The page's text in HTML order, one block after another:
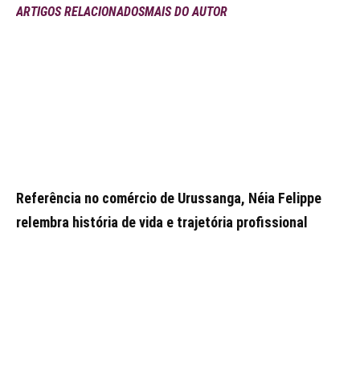
ARTIGOS RELACIONADOSMAIS DO AUTOR
Referência no comércio de Urussanga, Néia Felippe
relembra história de vida e trajetória profissional